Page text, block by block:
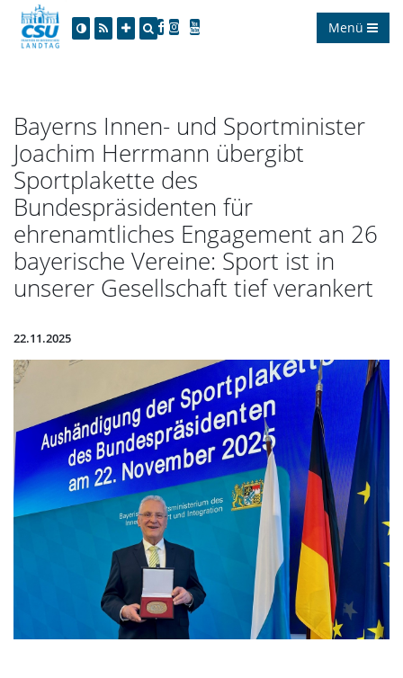
Menü
Bayerns Innen- und Sportminister
Joachim Herrmann übergibt
Sportplakette des
Bundespräsidenten für
ehrenamtliches Engagement an 26
bayerische Vereine: Sport ist in
unserer Gesellschaft tief verankert
22.11.2025